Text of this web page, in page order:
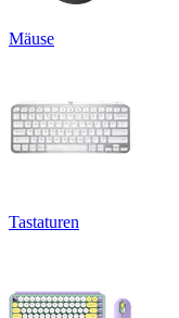
Mäuse
Tastaturen